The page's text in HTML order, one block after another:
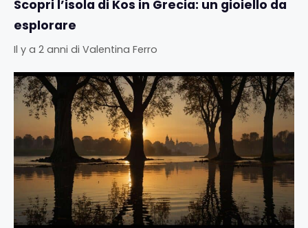
Scopri l’isola di Kos in Grecia: un gioiello da
esplorare
Il y a 2 anni di Valentina Ferro